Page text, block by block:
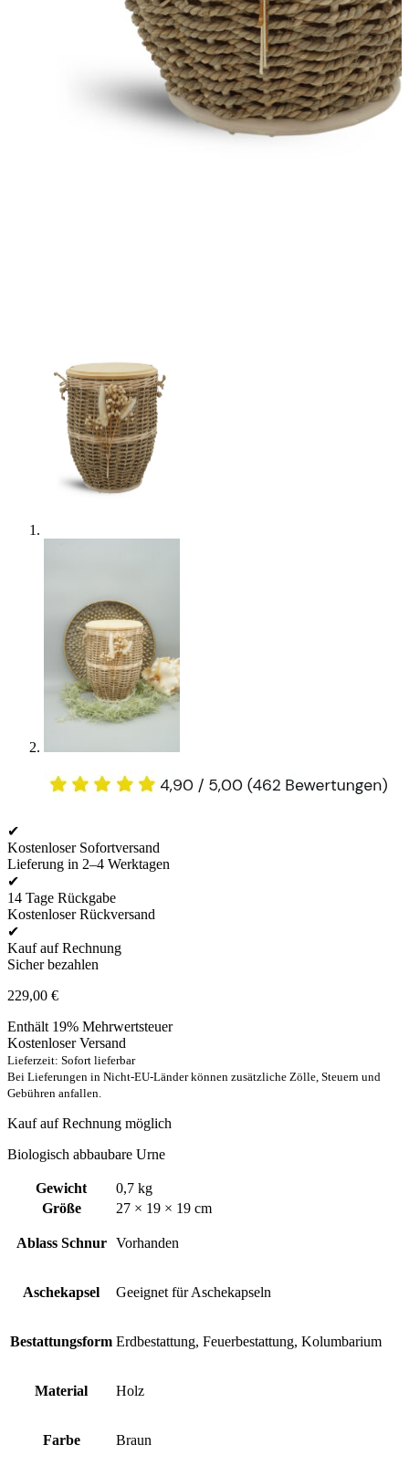
✔
Kostenloser Sofortversand
Lieferung in 2–4 Werktagen
✔
14 Tage Rückgabe
Kostenloser Rückversand
✔
Kauf auf Rechnung
Sicher bezahlen
229,00 €
Enthält 19% Mehrwertsteuer
Kostenloser Versand
Lieferzeit: Sofort lieferbar
Bei Lieferungen in Nicht-EU-Länder können zusätzliche Zölle, Steuern und
Gebühren anfallen.
Kauf auf Rechnung möglich
Biologisch abbaubare Urne
Gewicht
0,7 kg
Größe
27 × 19 × 19 cm
Ablass Schnur Vorhanden
Aschekapsel Geeignet für Aschekapseln
Bestattungsform Erdbestattung, Feuerbestattung, Kolumbarium
Material Holz
Farbe Braun